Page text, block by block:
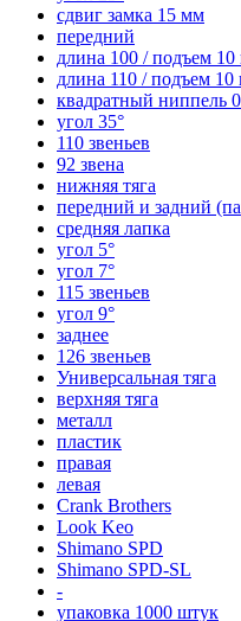
сдвиг замка 15 мм
передний
длина 100 / подъем 10
длина 110 / подъем 10
квадратный ниппель
угол 35°
110 звеньев
92 звена
нижняя тяга
передний и задний
средняя лапка
угол 5°
угол 7°
115 звеньев
угол 9°
заднее
126 звеньев
Универсальная тяга
верхняя тяга
металл
пластик
правая
левая
Crank Brothers
Look Keo
Shimano SPD
Shimano SPD-SL
-
упаковка 1000 штук